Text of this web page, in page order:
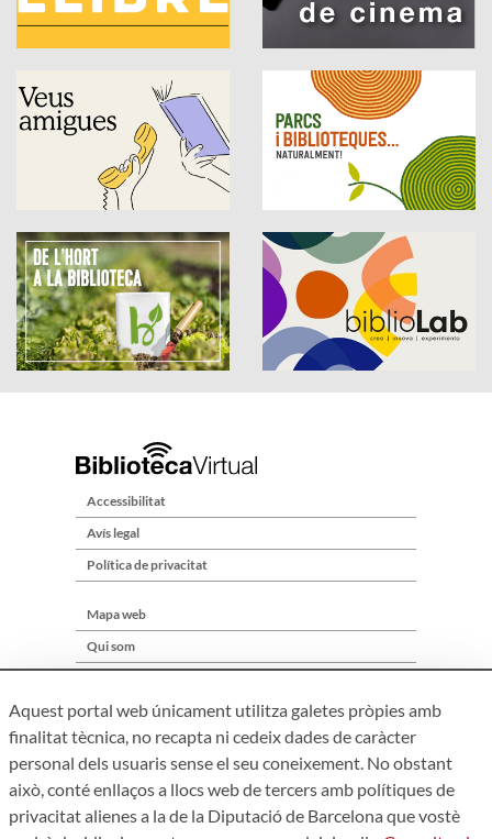
Accessibilitat
Avís legal
Política de privacitat
Mapa web
Qui som
Aquest portal web únicament utilitza galetes pròpies amb
finalitat tècnica, no recapta ni cedeix dades de caràcter
personal dels usuaris sense el seu coneixement. No obstant
això, conté enllaços a llocs web de tercers amb polítiques de
privacitat alienes a la de la Diputació de Barcelona que vostè